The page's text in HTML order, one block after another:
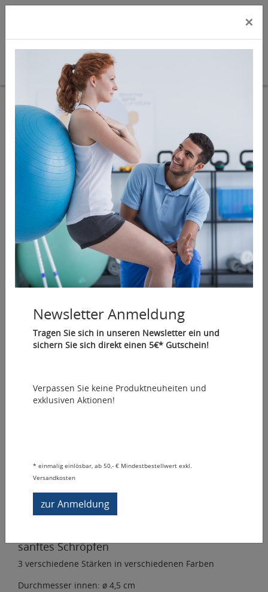
×
Newsletter Anmeldung
Tragen Sie sich in unseren Newsletter ein und
sichern Sie sich direkt einen 5€* Gutschein!
Verpassen Sie keine Produktneuheiten und
exklusiven Aktionen!
* einmalig einlösbar, ab 50,- € Mindestbestellwert exkl.
Versandkosten
zur Anmeldung
Massage Massage Cups & elektrischer Cupper
Zur
Übersicht
Artikel
zurück
zusätzlich 5% Rabatt
Tilia Cupper - traditional
Artikelnummer: 02035
Variante wählen
Sofort lieferbar
Vergleichen
Auf den Merkzettel
Fragen zum Artikel
sanftes Schröpfen
3 verschiedene Stärken in verschiedenen Farben
Durchmesser innen: ø 4,5 cm